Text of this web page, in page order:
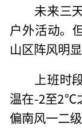
未来三
户外活动。
山区阵风明
上班时
温在-2至2℃
偏南风一二